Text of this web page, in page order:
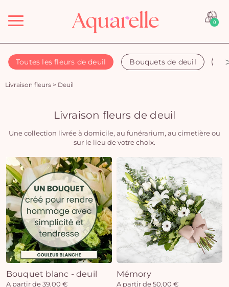
Menu 0
Toutes les fleurs de deuil Bouquets de deuil
Livraison fleurs > Deuil
Livraison fleurs de deuil
Une collection livrée à domicile, au funérarium, au cimetière ou
sur le lieu de votre choix.
Bouquet blanc - deuil
A partir de 39,00 €
Mémory
A partir de 50,00 €